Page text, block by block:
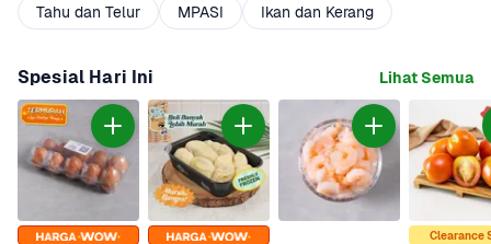
Tahu dan Telur
MPASI Ikan dan Kerang
Spesial Hari Ini Lihat Semua
Clearance